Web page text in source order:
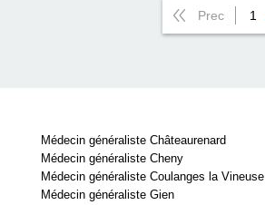
Prec 1
Médecin généraliste Châteaurenard
Médecin généraliste Cheny
Médecin généraliste Coulanges la Vineuse
Médecin généraliste Gien